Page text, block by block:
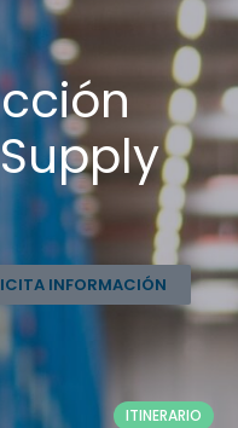
INFORMACIÓN
ITINERARIO